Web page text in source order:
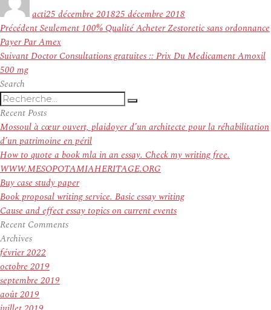
actile
25 décembre 201825 décembre 2018
Navigation
de
l’article
PrécédentArticle
précédent :
Seulement 100% Qualité Acheter Zestoretic sans ordonnance
Payer Par Amex
SuivantArticle
Doctor Consultations gratuites :: Prix Du Medicament Amoxil
500 mg
Search
Recherche
pour
:
Recherche
Recent Posts
Mossoul à cœur ouvert, plaidoyer d’un architecte pour la réhabilitation
d’un patrimoine en péril
How to quote a book mla in an essay. Check my writing free.
WWW.MESOPOTAMIAHERITAGE.ORG
Buy case study paper
Book proposal writing service. Basic essay writing
Cause and effect essay topics on current events
Recent Comments
Archives
février 2022
octobre 2019
septembre 2019
août 2019